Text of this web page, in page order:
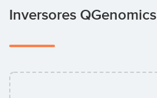
Inversores QGenomics